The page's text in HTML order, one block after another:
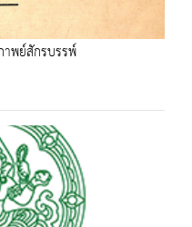
พย์สักรบรรพ์